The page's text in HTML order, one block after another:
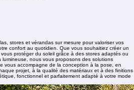
stores et vérandas sur mesure pour valoriser vos
confort au quotidien. Que vous souhaitiez créer un
protéger du soleil grâce à des stores adaptés ou
nous vous proposons des solutions
vous accompagne de la conception à la pose, en
projet, à la qualité des matériaux et à des finitions